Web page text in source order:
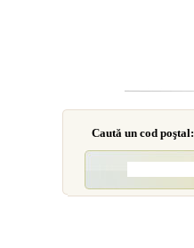
Caută un cod poştal: